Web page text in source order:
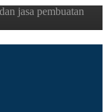
jasa pembuatan